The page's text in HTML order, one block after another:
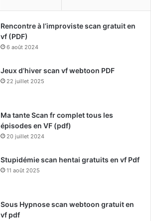
Rencontre à l’improviste scan gratuit en
vf (PDF)
6 août 2024
Jeux d’hiver scan vf webtoon PDF
22 juillet 2025
Ma tante Scan fr complet tous les
épisodes en VF (pdf)
20 juillet 2024
Stupidémie scan hentai gratuits en vf Pdf
11 août 2025
Sous Hypnose scan webtoon gratuit en
vf pdf